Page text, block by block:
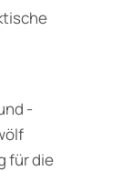
-
für die